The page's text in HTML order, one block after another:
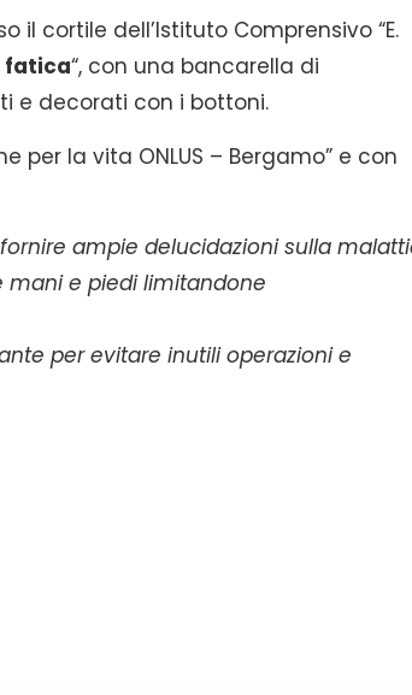
il cortile dell’Istituto Comprensivo “E.
fatica“, con una bancarella di
e decorati con i bottoni.
per la vita ONLUS – Bergamo” e con
ampie delucidazioni sulla
mani e piedi limitandone
per evitare inutili operazioni e